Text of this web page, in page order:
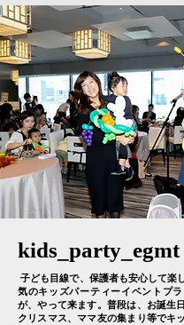
kids_party_egmt
子ども目線で、保護者も安心して楽
気のキッズパーティーイベントプ
が、やって来ます。普段は、お誕生
クリスマス、ママ友の集まり等でキ